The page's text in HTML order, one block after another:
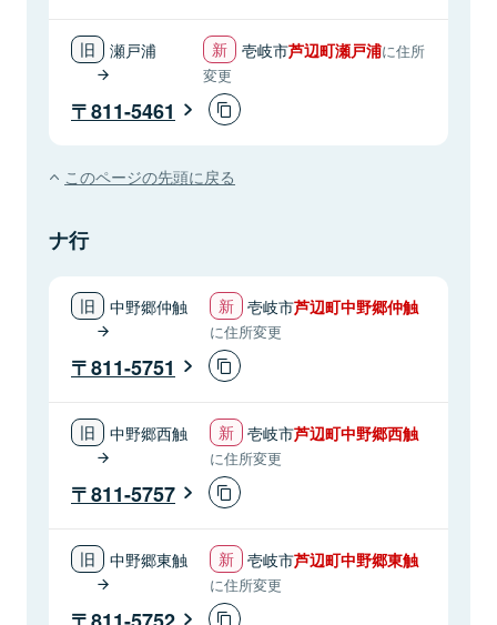
瀬戸浦 壱岐市芦辺町瀬戸浦に住所
変更
811-5461
このページの先頭に戻る
ナ行
中野郷仲触 壱岐市芦辺町中野郷仲触
に住所変更
811-5751
中野郷西触 壱岐市芦辺町中野郷西触
に住所変更
811-5757
中野郷東触 壱岐市芦辺町中野郷東触
に住所変更